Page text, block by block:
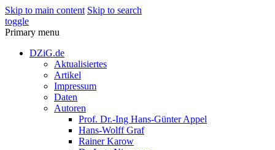
Skip to main content Skip to search
toggle
Primary menu
DZiG.de
Aktualisiertes
Artikel
Impressum
Daten
Autoren
Prof. Dr.-Ing Hans-Günter Appel
Hans-Wolff Graf
Rainer Karow